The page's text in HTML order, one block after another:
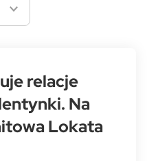
relacje
Na
Lokata